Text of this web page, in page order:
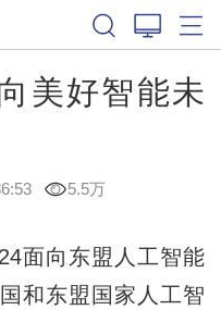
美好智能未
5.5万
向东盟人工智能
和东盟国家人工智